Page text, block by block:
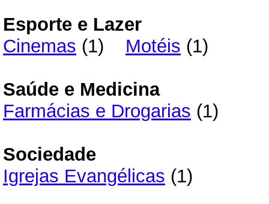
Esporte e Lazer
Cinemas (1) Motéis (1)
Saúde e Medicina
Farmácias e Drogarias (1)
Sociedade
Igrejas Evangélicas (1)